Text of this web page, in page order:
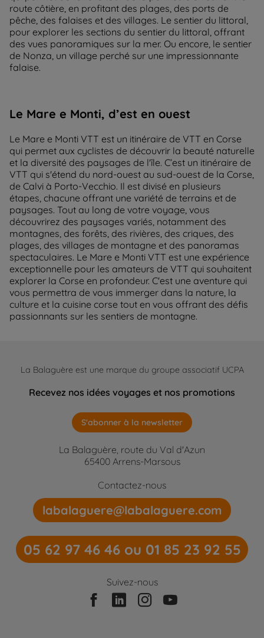
route côtière, en profitant des plages, des ports de
pêche, des falaises et des villages. Le sentier du littoral,
pour explorer les sections du sentier du littoral, offrant
des vues panoramiques sur la mer. Ou encore, le sentier
de Nonza, un village perché sur une impressionnante
falaise.
Le Mare e Monti, d’est en ouest
Le Mare e Monti VTT est un itinéraire de VTT en Corse
qui permet aux cyclistes de découvrir la beauté naturelle
et la diversité des paysages de l'île. C’est un itinéraire de
VTT qui s'étend du nord-ouest au sud-ouest de la Corse,
de Calvi à Porto-Vecchio. Il est divisé en plusieurs
étapes, chacune offrant une variété de terrains et de
paysages. Tout au long de votre voyage, vous
découvrirez des paysages variés, notamment des
montagnes, des forêts, des rivières, des criques, des
plages, des villages de montagne et des panoramas
spectaculaires. Le Mare e Monti VTT est une expérience
exceptionnelle pour les amateurs de VTT qui souhaitent
explorer la Corse en profondeur. C'est une aventure qui
vous permettra de vous immerger dans la nature, la
culture et la cuisine corse tout en vous offrant des défis
passionnants sur les sentiers de montagne.
La Balaguère est une marque du groupe associatif UCPA
Recevez nos idées voyages et nos promotions
S'abonner à la newsletter
La Balaguère, route du Val d'Azun
65400 Arrens-Marsous
Contactez-nous
labalaguere@labalaguere.com
05 62 97 46 46 ou 01 85 23 92 55
Suivez-nous